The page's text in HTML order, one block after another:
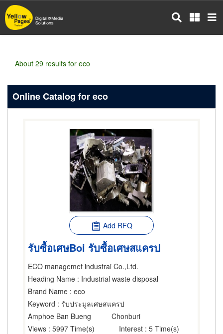
Skip
to
main
About 29 results for eco
Online Catalog for eco
Add RFQ
รับซื้อเศษBoi รับซื้อเศษสแครป
ECO managemet industrai Co.,Ltd.
Heading Name : Industrial waste disposal
Brand Name : eco
Keyword : รับประมูลเศษสแครป
Amphoe Ban Bueng
Chonburi
Views : 5997 Time(s) Interest : 5 Time(s)